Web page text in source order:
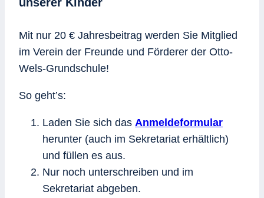
Mit nur 20 € Jahresbeitrag werden Sie Mitglied
im Verein der Freunde und Förderer der Otto-
Wels-Grundschule!
So geht’s:
Laden Sie sich das Anmeldeformular
herunter (auch im Sekretariat erhältlich)
und füllen es aus.
Nur noch unterschreiben und im
Sekretariat abgeben.